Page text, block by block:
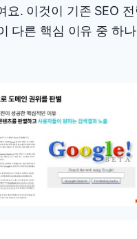
요. 이것이 기존 SEO
다른 핵심 이유 중 하